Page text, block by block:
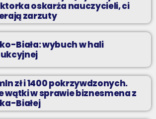
oskarża nauczycieli, ci
zarzuty
Biała: wybuch w hali
zł i 1400 pokrzywdzonych.
wątki w sprawie biznesmena z
Białej